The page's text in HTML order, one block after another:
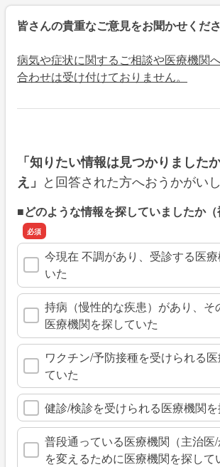
皆さんの貴重なご意見をお聞かせくださ
病気や症状に関するご相談や医療機関
合わせは受け付けておりません。
「知りたい情報は見つかりましたか
え」 と回答された方へおうかがいし
■どのような情報を探していましたか（
今現在 不調があり、受診する医
いた
持病（慢性的な疾患）があり、そ
医療機関を探していた
ワクチン/予防接種を受けられる
ていた
健診/検診を受けられる医療機関
普段通っている医療機関（主治医/
を変えるために医療機関を探して